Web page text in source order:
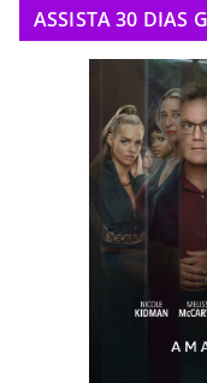
ASSISTA 30 DIAS